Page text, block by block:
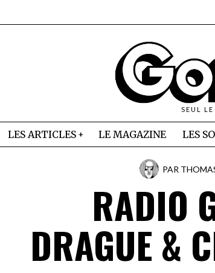
SEUL
LES ARTICLES LE MAGAZINE LES
PAR
RADIO
DRAGUE &